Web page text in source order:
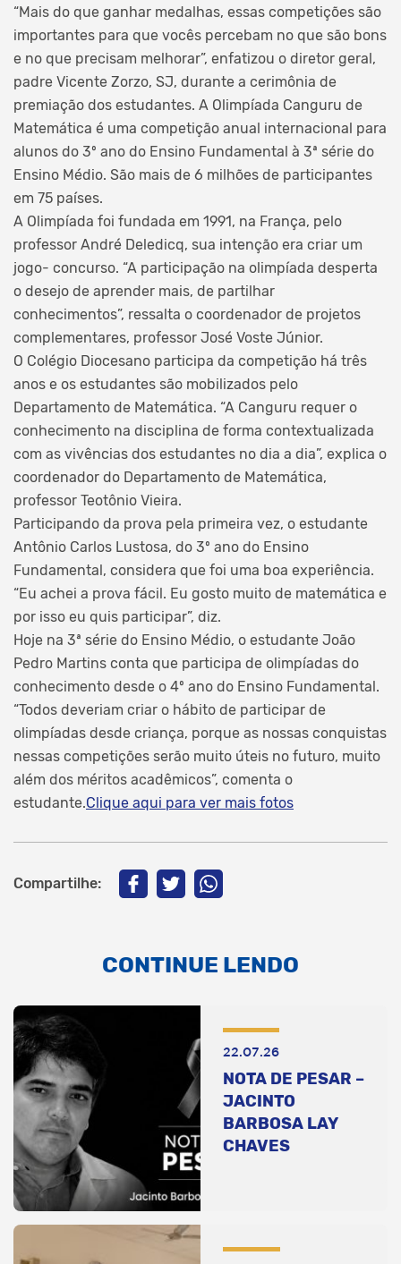
“Mais do que ganhar medalhas, essas competições são
importantes para que vocês percebam no que são bons
e no que precisam melhorar”, enfatizou o diretor geral,
padre Vicente Zorzo, SJ, durante a cerimônia de
premiação dos estudantes. A Olimpíada Canguru de
Matemática é uma competição anual internacional para
alunos do 3º ano do Ensino Fundamental à 3ª série do
Ensino Médio. São mais de 6 milhões de participantes
em 75 países.
A Olimpíada foi fundada em 1991, na França, pelo
professor André Deledicq, sua intenção era criar um
jogo- concurso. “A participação na olimpíada desperta
o desejo de aprender mais, de partilhar
conhecimentos”, ressalta o coordenador de projetos
complementares, professor José Voste Júnior.
O Colégio Diocesano participa da competição há três
anos e os estudantes são mobilizados pelo
Departamento de Matemática. “A Canguru requer o
conhecimento na disciplina de forma contextualizada
com as vivências dos estudantes no dia a dia”, explica o
coordenador do Departamento de Matemática,
professor Teotônio Vieira.
Participando da prova pela primeira vez, o estudante
Antônio Carlos Lustosa, do 3º ano do Ensino
Fundamental, considera que foi uma boa experiência.
“Eu achei a prova fácil. Eu gosto muito de matemática e
por isso eu quis participar”, diz.
Hoje na 3ª série do Ensino Médio, o estudante João
Pedro Martins conta que participa de olimpíadas do
conhecimento desde o 4º ano do Ensino Fundamental.
“Todos deveriam criar o hábito de participar de
olimpíadas desde criança, porque as nossas conquistas
nessas competições serão muito úteis no futuro, muito
além dos méritos acadêmicos”, comenta o
estudante.Clique aqui para ver mais fotos
Compartilhe:
CONTINUE LENDO
22.07.26
NOTA DE PESAR –
JACINTO
BARBOSA LAY
CHAVES